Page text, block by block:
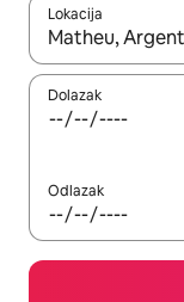
Lokacija
Kada budu
Dolazak
Odlazak